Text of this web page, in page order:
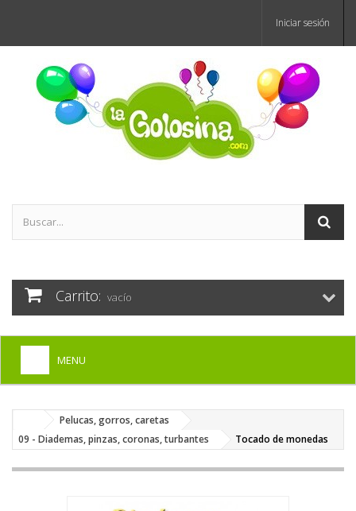
Iniciar sesión
Carrito: vacío
MENU
DISFRACES PARA ADULTOS
+
Pelucas, gorros, caretas
09 - Diademas, pinzas, coronas, turbantes
Tocado de monedas